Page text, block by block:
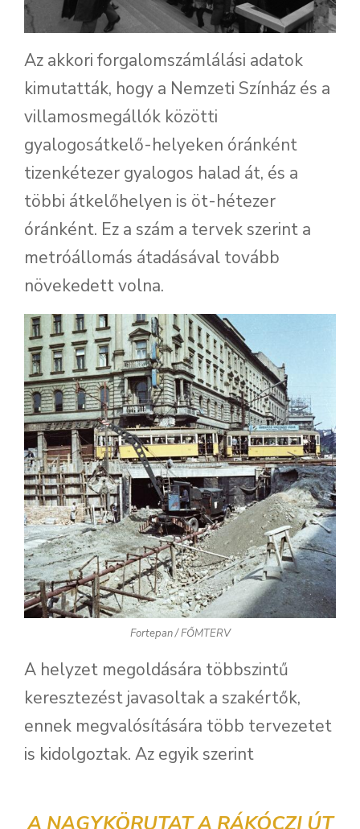
Az akkori forgalomszámlálási adatok
kimutatták, hogy a Nemzeti Színház és a
villamosmegállók közötti
gyalogosátkelő-helyeken óránként
tizenkétezer gyalogos halad át, és a
többi átkelőhelyen is öt-hétezer
óránként. Ez a szám a tervek szerint a
metróállomás átadásával tovább
növekedett volna.
Fortepan / FŐMTERV
A helyzet megoldására többszintű
keresztezést javasoltak a szakértők,
ennek megvalósítására több tervezetet
is kidolgoztak. Az egyik szerint
A NAGYKÖRUTAT A RÁKÓCZI ÚT